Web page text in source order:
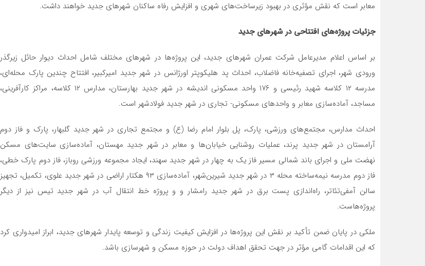
معابر است که نقش مؤثری در بهبود زیرساخت‌های شهری و افزایش رفاه ساکنان شهرهای جدید خواهند داشت.
جزئیات پروژه‌های افتتاحی در شهرهای جدید
بر اساس اعلام مدیرعامل شرکت عمران شهرهای جدید، این پروژه‌ها در شهرهای مختلف شامل احداث دیوار حائل زیرگذر
ورودی شهر، اجرای تصفیه‌خانه فاضلاب، احداث پد هلیکوپتر اورژانس در شهر جدید امیرکبیر، افتتاح چندین پارک محله‌ای،
مدرسه ۱۲ کلاسه شهید رئیسی و ۱۷۶ واحد مسکونی اندیشه در شهر جدید بهارستان، مدارس ۱۲ کلاسه، مراکز کارآفرینی،
مساجد، آماده‌سازی معابر و واحدهای مسکونی- تجاری در شهر جدید فولادشهر است.
احداث مدارس، مجتمع‌های ورزشی، پارک‌، پل بلوار امام رضا (ع) و مجتمع تجاری در شهر جدید گلبهار، پارک و فاز دوم
آرامستان در شهر جدید پرند، عملیات روشنایی خیابان‌ها و معابر در شهر جدید مهستان، آماده‌سازی سایت‌های مسکن
نهضت ملی و اجرای باند شمالی مسیر فاز یک به چهار در شهر جدید سهند، ایجاد مجموعه ورزشی روباز، فاز دوم پارک خطی،
فاز دوم مدرسه نیمه‌ساخته محله ۳ در شهر جدید شیرین‌شهر، آماده‌سازی ۹۳ هکتار اراضی در شهر جدید علوی، تکمیل، تجهیز
سالن آمفی‌تئاتر، راه‌اندازی پست برق در شهر جدید رامشار و و پروژه خط انتقال آب در شهر جدید تیس نیز از دیگر
پروژه‌هاست.
ملکی در پایان ضمن تأکید بر نقش این پروژه‌ها در افزایش کیفیت زندگی و توسعه پایدار شهرهای جدید، ابراز امیدواری کرد
که این اقدامات گامی مؤثر در جهت تحقق اهداف دولت در حوزه مسکن و شهرسازی باشد.